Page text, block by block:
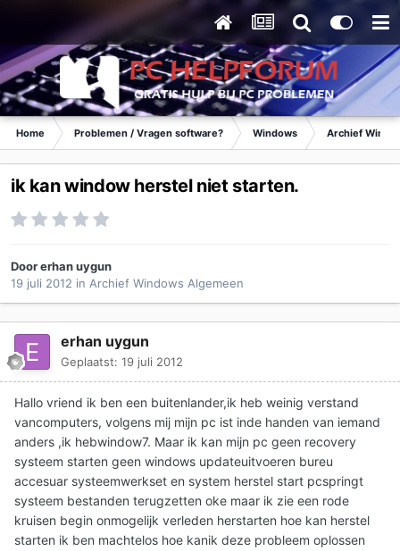
Home Problemen / Vragen software? Windows Archief
ik kan window herstel niet starten.
Doorerhan uygun
19 juli 2012 in Archief Windows Algemeen
erhan uygun
Geplaatst: 19 juli 2012
Hallo vriend ik ben een buitenlander,ik heb weinig verstand
vancomputers, volgens mij mijn pc ist inde handen van iemand
anders ,ik hebwindow7. Maar ik kan mijn pc geen recovery
systeem starten geen windows updateuitvoeren bureu
accesuar systeemwerkset en system herstel start pcspringt
systeem bestanden terugzetten oke maar ik zie een rode
kruisen begin onmogelijk verleden herstarten hoe kan herstel
starten ik ben machtelos hoe kanik deze probleem oplossen